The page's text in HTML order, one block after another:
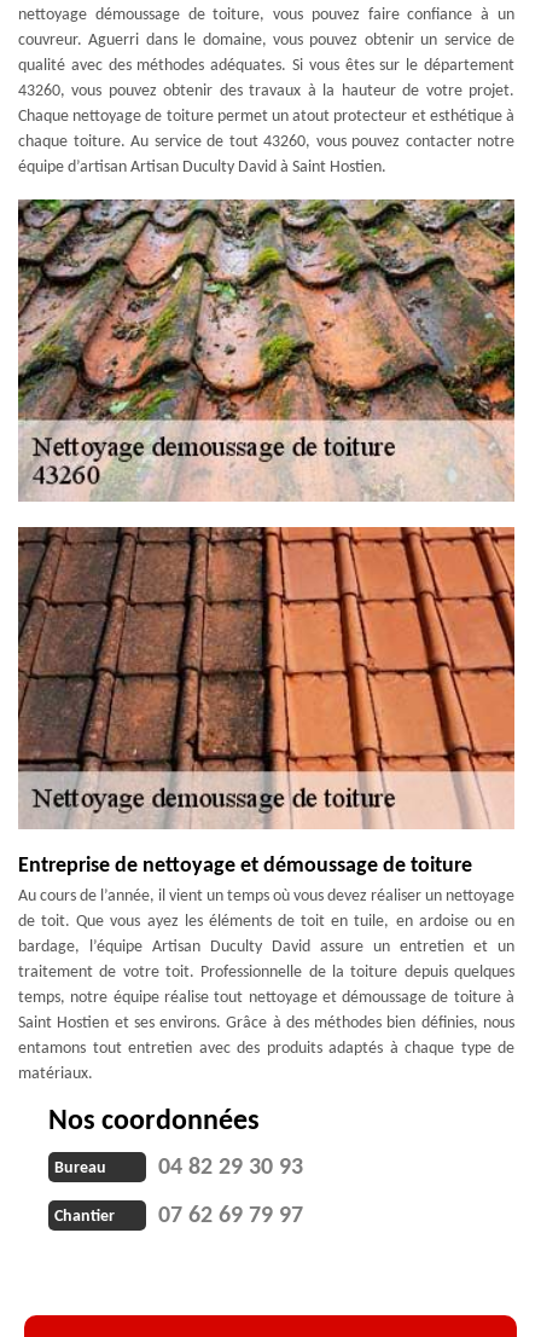
nettoyage démoussage de toiture, vous pouvez faire confiance à un
couvreur. Aguerri dans le domaine, vous pouvez obtenir un service de
qualité avec des méthodes adéquates. Si vous êtes sur le département
43260, vous pouvez obtenir des travaux à la hauteur de votre projet.
Chaque nettoyage de toiture permet un atout protecteur et esthétique à
chaque toiture. Au service de tout 43260, vous pouvez contacter notre
équipe d’artisan Artisan Duculty David à Saint Hostien.
Entreprise de nettoyage et démoussage de toiture
Au cours de l’année, il vient un temps où vous devez réaliser un nettoyage
de toit. Que vous ayez les éléments de toit en tuile, en ardoise ou en
bardage, l’équipe Artisan Duculty David assure un entretien et un
traitement de votre toit. Professionnelle de la toiture depuis quelques
temps, notre équipe réalise tout nettoyage et démoussage de toiture à
Saint Hostien et ses environs. Grâce à des méthodes bien définies, nous
entamons tout entretien avec des produits adaptés à chaque type de
matériaux.
Nos coordonnées
Bureau 04 82 29 30 93
Chantier 07 62 69 79 97